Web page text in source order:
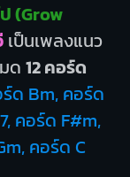
(Grow
เป็นเพลงแนว
ด 12 คอร์ด
ด Bm, คอร์ด
คอร์ด F#m,
คอร์ด C